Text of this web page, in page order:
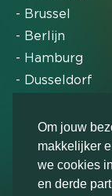
Om jouw
makkelijker
we cookies
en derde
- Brussel
- Berlijn
- Hamburg
- Dusseldorf
2018,